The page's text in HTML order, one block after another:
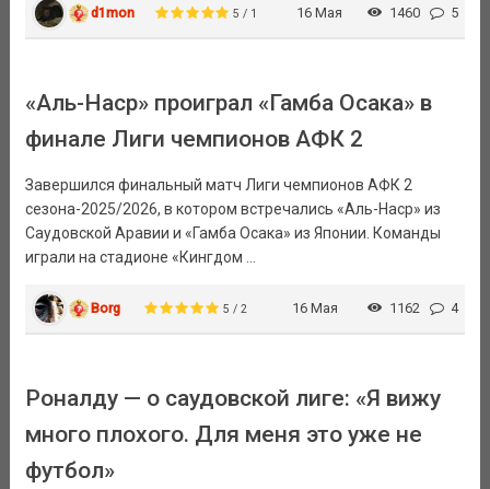
d1mon 5 / 1 16 Мая 1460 5
«Аль-Наср» проиграл «Гамба Осака» в
финале Лиги чемпионов АФК 2
Завершился финальный матч Лиги чемпионов АФК 2
сезона-2025/2026, в котором встречались «Аль-Наср» из
Саудовской Аравии и «Гамба Осака» из Японии. Команды
играли на стадионе «Кингдом ...
Borg 5 / 2 16 Мая 1162 4
Роналду — о саудовской лиге: «Я вижу
много плохого. Для меня это уже не
футбол»